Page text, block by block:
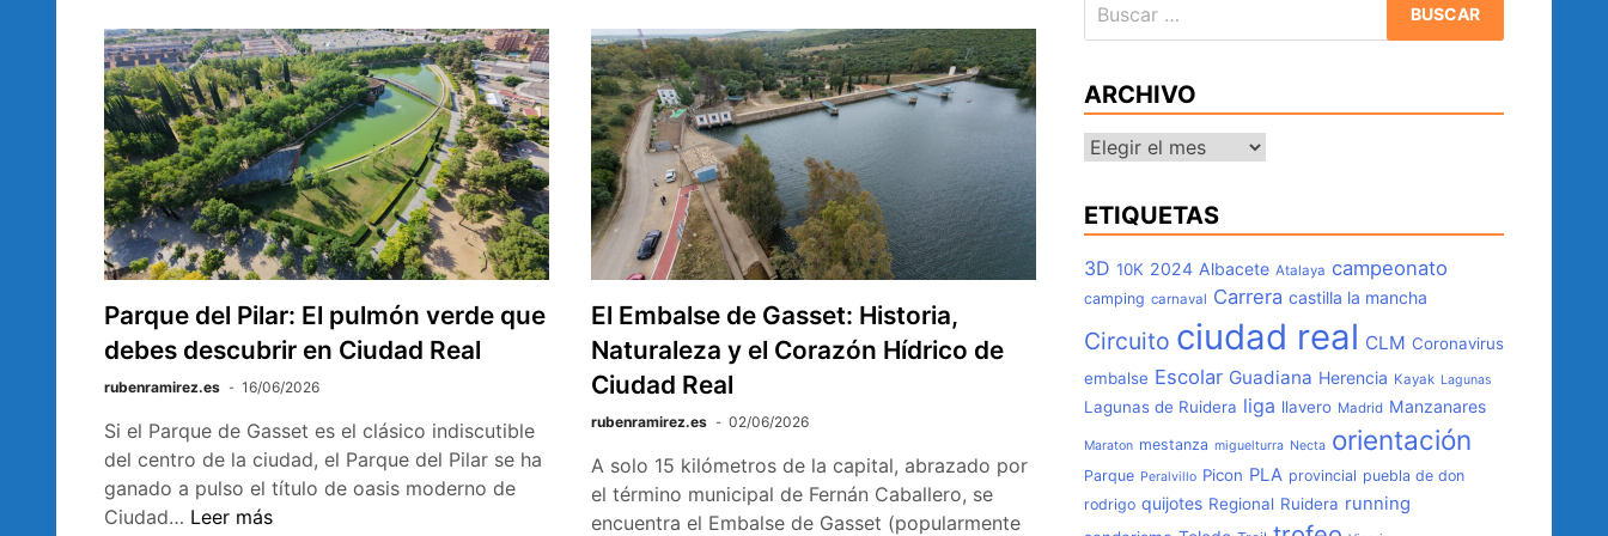
Parque del Pilar: El pulmón verde que
debes descubrir en Ciudad Real
rubenramirez.es 16/06/2026
Si el Parque de Gasset es el clásico indiscutible
del centro de la ciudad, el Parque del Pilar se ha
ganado a pulso el título de oasis moderno de
Ciudad… Parque
Leer más
El Embalse de Gasset: Historia,
Naturaleza y el Corazón Hídrico de
Ciudad Real
rubenramirez.es 02/06/2026
A solo 15 kilómetros de la capital, abrazado por
el término municipal de Fernán Caballero, se
encuentra el Embalse de Gasset (popularmente
ARCHIVO
Archivo
ETIQUETAS
3D 10K 2024 Albacete Atalaya campeonato
camping carnaval Carrera castilla la mancha
Circuito ciudad real CLM Coronavirus
embalse Escolar Guadiana Herencia Kayak Lagunas
Lagunas de Ruidera liga llavero Madrid Manzanares
Maraton mestanza miguelturra Necta orientación
Parque Peralvillo Picon PLA provincial puebla de don
rodrigo quijotes Regional Ruidera running